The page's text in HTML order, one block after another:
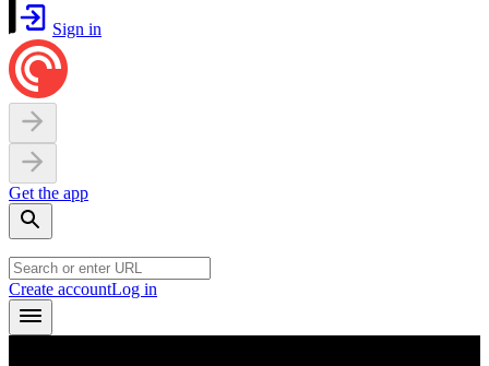
Sign in
Get the app
Create accountLog in